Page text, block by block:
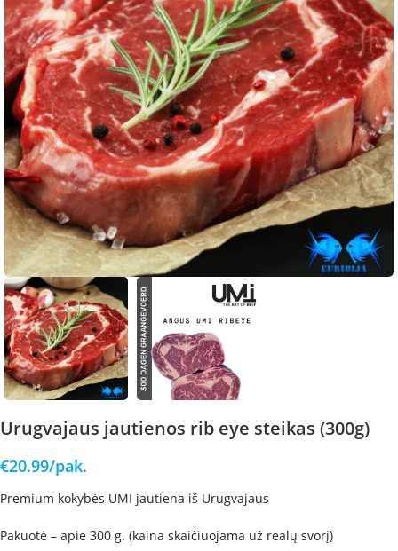
Urugvajaus jautienos rib eye steikas (300g)
€20.99/pak.
Premium kokybės UMI jautiena iš Urugvajaus
Pakuotė – apie 300 g. (kaina skaičiuojama už realų svorį)